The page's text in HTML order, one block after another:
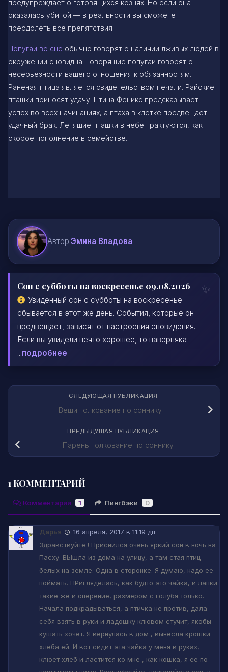
предупреждает о готовящихся кознях. Но если она
оказалась убитой — в реальности вы сможете
преодолеть все препятствия.
Попугаи во сне обычно говорят о наличии лживых людей в
окружении сновидца. Говорящие попугаи говорят о
несерьезности вашего отношения к обязанностям.
Раненая птица является свидетельством печали. Райские
пташки приносят удачу. Птица Феникс предсказывает
успех во всех начинаниях, а птаха в клетке предвещает
удачный брак. Летящие пташки в небе трактуются, как
скорое пополнение в семействе.
Автор:Эмина Владова
Сон с субботы на воскресенье 09.08.2026
Увиденный сон с субботы на воскресенье
сбывается в этот же день. События, которые он
предвещает, зависят от настроения сновидения.
Если вы увидели нечто хорошее, то наверняка
...подробнее
СЛЕДУЮЩАЯ ПУБЛИКАЦИЯ
Вещи толкование по соннику
ПРЕДЫДУЩАЯ ПУБЛИКАЦИЯ
Парень толкование по соннику
1 КОММЕНТАРИЙ
Комментарии 1 Пингбэки 0
Дарья
16 апреля, 2017 в 11:19 дп
Здравствуйте ! Приснился очень яркий сон в ночь на
Пасху. ВЫшла из дома на улицу, а там стая птиц
белых на земле. Одна в сторонке. Я думаю, надо ее
поймать. ПРигляделась, как будто это чайка, и лапки
такие же и оперение, размером с голубя только.
Начала подкрадываться, а птичка не против, дала
себя взять в руки и ладошку клювом стучит, якобы
кушать хочет. Я вернулась в дом , вынесла крошки
хлеба ей. И вот сидит эта чайка у меня в руках,
клюет хлеб и ластится ко мне , как кошка, я ее по